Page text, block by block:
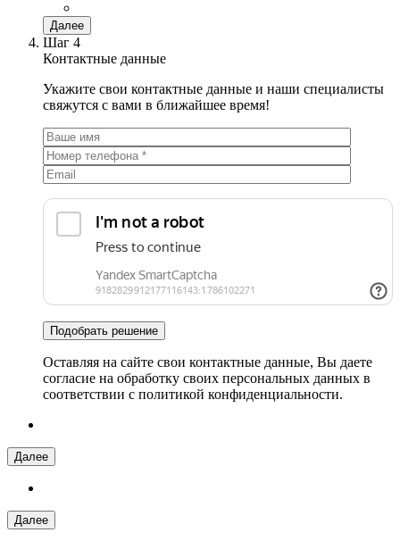
Далее
Шаг 4
Контактные данные
Укажите свои контактные данные и наши специалисты
свяжутся с вами в ближайшее время!
Оставляя на сайте свои контактные данные, Вы даете
согласие на обработку своих персональных данных в
соответствии с политикой конфиденциальности.
Далее
Далее